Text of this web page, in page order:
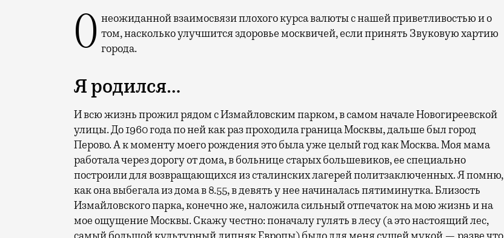
О неожиданной взаимосвязи плохого курса валюты с нашей приветливостью и о том, насколько улучшится здоровье москвичей, если принять Звуковую хартию
города.
Я родился…
И всю жизнь прожил рядом с Измайловским парком, в самом начале Новогиреевской
улицы. До 1960 года по ней как раз проходила граница Москвы, дальше был город
Перово. А к моменту моего рождения это была уже целый год как Москва. Моя мама
работала через дорогу от дома, в больнице старых большевиков, ее специально
построили для возвращающихся из сталинских лагерей политзаключенных. Я помню,
как она выбегала из дома в 8.55, в девять у нее начиналась пятиминутка. Близость
Измайловского парка, конечно же, наложила сильный отпечаток на мою жизнь и на
мое ощущение Москвы. Скажу честно: поначалу гулять в лесу (а это настоящий лес,